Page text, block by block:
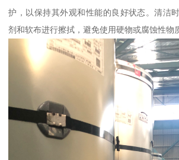
护，以保持其外观和性能的良好状态。清洁
剂和软布进行擦拭，避免使用硬物或腐蚀性物